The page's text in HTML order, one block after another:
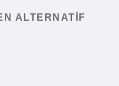
ALTERNATIF